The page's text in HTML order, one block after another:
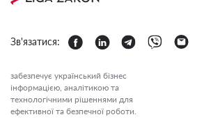
Зв'язатися:
забезпечує український бізнес
інформацією, аналітикою та
технологічними рішеннями для
ефективної та безпечної роботи.